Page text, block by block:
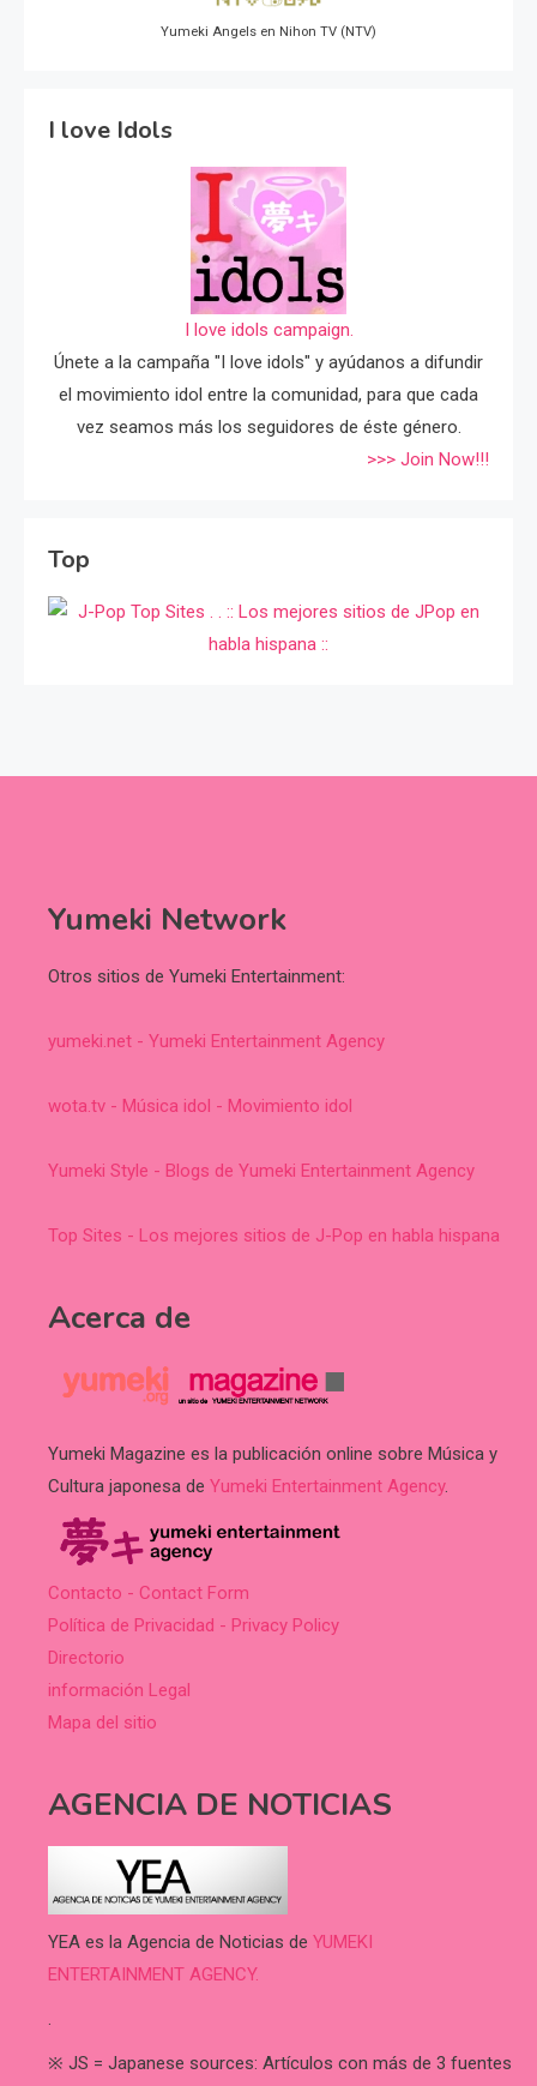
Yumeki Angels en Nihon TV (NTV)
I love Idols
I love idols campaign.
Únete a la campaña "I love idols" y ayúdanos a difundir
el movimiento idol entre la comunidad, para que cada
vez seamos más los seguidores de éste género.
>>> Join Now!!!
Top
Yumeki Network
Otros sitios de Yumeki Entertainment:
yumeki.net - Yumeki Entertainment Agency
wota.tv - Música idol - Movimiento idol
Yumeki Style - Blogs de Yumeki Entertainment Agency
Top Sites - Los mejores sitios de J-Pop en habla hispana
Acerca de
Yumeki Magazine es la publicación online sobre Música y
Cultura japonesa de Yumeki Entertainment Agency.
Contacto - Contact Form
Política de Privacidad - Privacy Policy
Directorio
información Legal
Mapa del sitio
AGENCIA DE NOTICIAS
YEA es la Agencia de Noticias de YUMEKI
ENTERTAINMENT AGENCY.
.
※ JS = Japanese sources: Artículos con más de 3 fuentes